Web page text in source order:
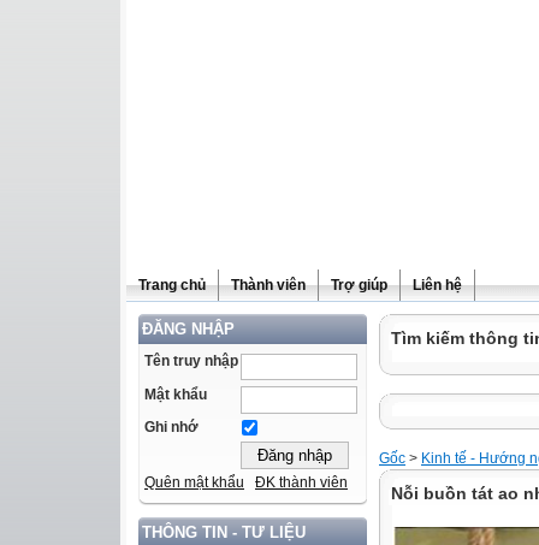
Trang chủ Thành viên Trợ giúp Liên hệ
ĐĂNG NHẬP
Tên truy nhập
Mật khẩu
Ghi nhớ
Quên mật khẩu ĐK thành viên
THÔNG TIN - TƯ LIỆU
Tìm kiếm thông
Gốc > Kinh tế - Hướng
Nỗi buồn tát ao